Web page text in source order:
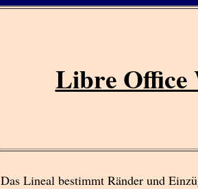
Libre
Das Lineal bestimmt Ränder und